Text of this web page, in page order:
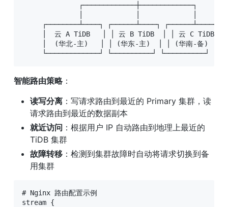
              ┌─────────────┼─────────────┐
     ┌────────┴────┐ ┌──────┴────┐ ┌──────┴────┐
     │  云 A TiDB   │ │ 云 B TiDB  │ │ 云 C TiDB  │
     │  (华北-主)   │ │ (华东-主)  │ │ (华南-备)  │
     └─────────────┘ └──────────┘ └──────────┘
智能路由策略：
读写分离 ：写请求路由到最近的 Primary 集群，读
请求路由到最近的数据副本
就近访问 ：根据用户 IP 自动路由到地理上最近的
TiDB 集群
故障转移 ：检测到集群故障时自动将请求切换到备
用集群
# Nginx 路由配置示例
stream {